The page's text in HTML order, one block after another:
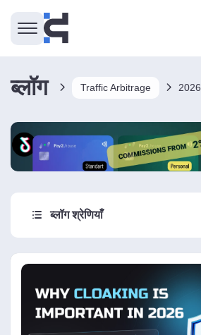
ब्लॉग Traffic Arbitrage
ब्लॉग श्रेणियाँ